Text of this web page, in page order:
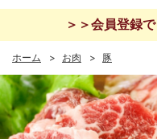
＞＞会員登録で
ホーム > お肉 > 豚